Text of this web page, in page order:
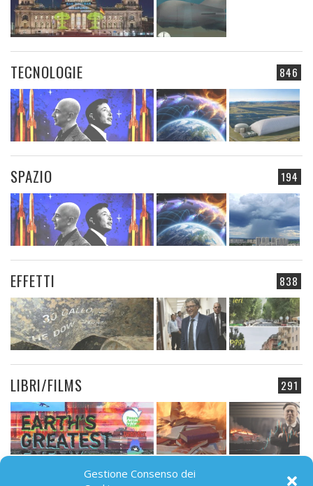
Gestione Consenso dei
846
TECNOLOGIE
194
SPAZIO
838
EFFETTI
291
LIBRI/FILMS